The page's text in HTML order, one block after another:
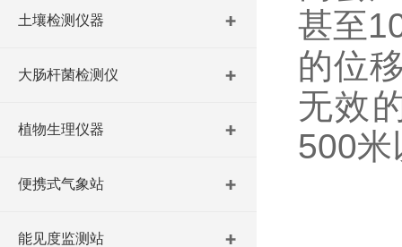
土壤检测仪器
大肠杆菌检测仪
植物生理仪器
便携式气象站
能见度监测站
甚至
的位
无效
500米